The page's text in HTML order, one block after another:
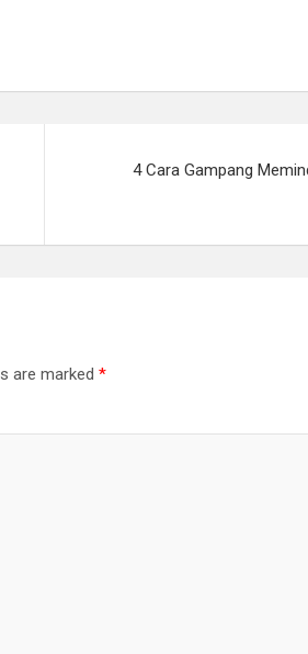
4 Cara Gampang
are marked *